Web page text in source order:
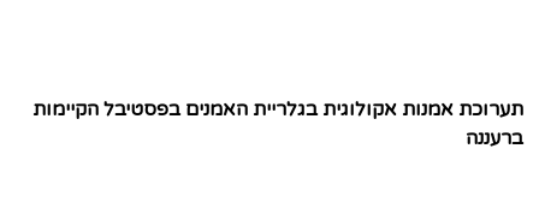
תערוכת אמנות אקולוגית בגלריית האמנים בפסטיבל הקיימות
ברעננה